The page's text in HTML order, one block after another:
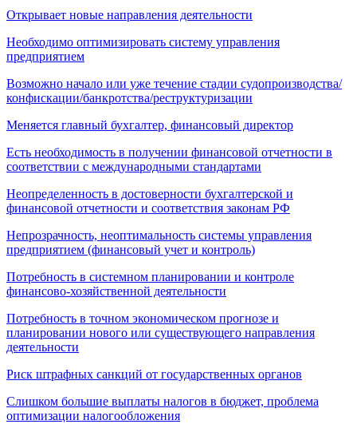
Открывает новые направления деятельности
Необходимо оптимизировать систему управления
предприятием
Возможно начало или уже течение стадии судопроизводства/
конфискации/банкротства/реструктуризации
Меняется главный бухгалтер, финансовый директор
Есть необходимость в получении финансовой отчетности в
соответствии с международными стандартами
Неопределенность в достоверности бухгалтерской и
финансовой отчетности и соответствия законам РФ
Непрозрачность, неоптимальность системы управления
предприятием (финансовый учет и контроль)
Потребность в системном планировании и контроле
финансово-хозяйственной деятельности
Потребность в точном экономическом прогнозе и
планировании нового или существующего направления
деятельности
Риск штрафных санкций от государственных органов
Слишком большие выплаты налогов в бюджет, проблема
оптимизации налогообложения